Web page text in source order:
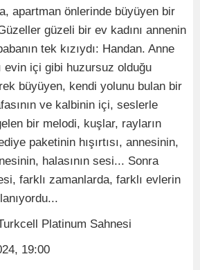
apartman önlerinde büyüyen bir
güzeli bir ev kadını annenin
tek kızıydı: Handan. Anne
evin içi gibi huzursuz olduğu
büyüyen, kendi yolunu bulan bir
ve kalbinin içi, seslerle
bir melodi, kuşlar, rayların
paketinin hışırtısı, annesinin,
halasının sesi... Sonra
farklı zamanlarda, farklı evlerin
Platinum Sahnesi
19:00